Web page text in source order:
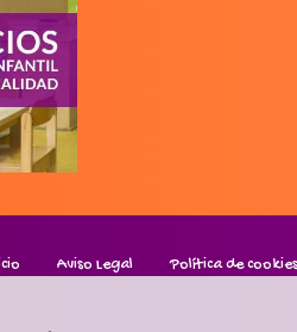
Aviso Legal Política de cookies